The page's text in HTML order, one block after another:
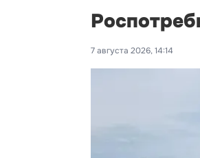
7 августа 2026, 14:14